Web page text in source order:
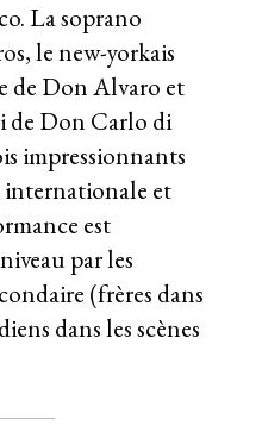
La soprano
le new-yorkais
de Don Alvaro et
de Don Carlo di
impressionnants
et
est
par les
(frères dans
dans les scènes